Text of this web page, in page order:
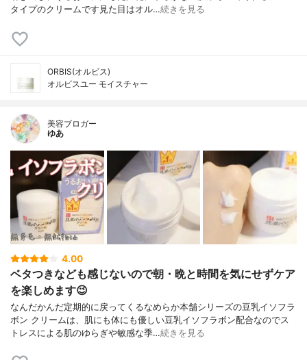
タイプのクリームです見た目はオル…続きを見る
ORBIS(オルビス)
オルビスユー モイスチャー
美容ブロガー
ゆあ
4.00
ベタつきなども感じないので朝・晩と時間を気にせずケア
を楽しめます😉
なんだかんだ定期的に戻ってくるなめらか本舗シリーズの豆乳イソフラ
ボン クリームは、肌にも体にも優しい豆乳イソフラボン配合なのでス
トレスによる肌のゆらぎや敏感な季…続きを見る